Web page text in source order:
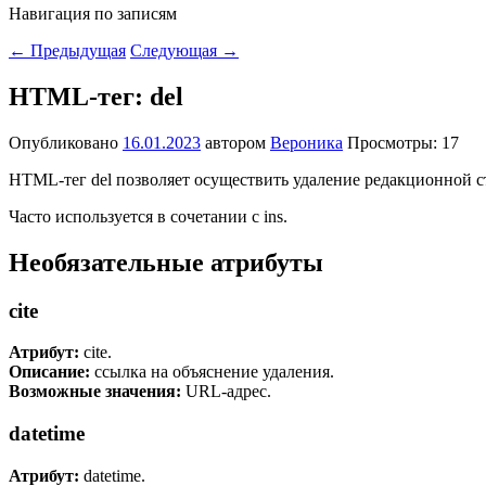
Навигация по записям
← Предыдущая Следующая →
HTML-тег: del
Опубликовано 16.01.2023 автором Вероника Просмотры: 17
HTML-тег del позволяет осуществить удаление редакционной
Часто используется в сочетании с ins.
Необязательные атрибуты
cite
Атрибут: cite.
Описание: ссылка на объяснение удаления.
Возможные значения: URL-адрес.
datetime
Атрибут: datetime.